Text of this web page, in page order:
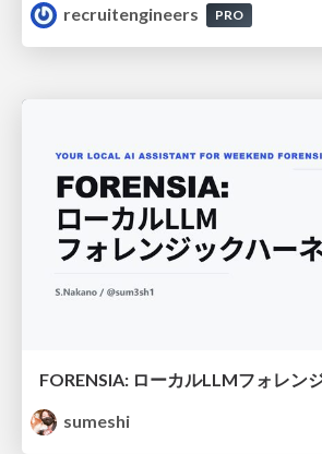
recruitengineers
PRO
FORENSIA: ローカルLLMフォレン
sumeshi